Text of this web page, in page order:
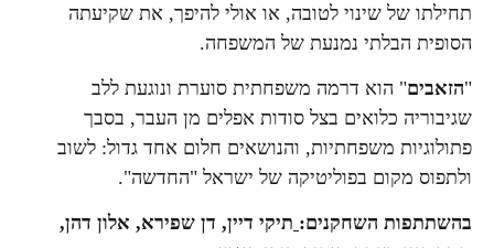
תחילתו של שינוי לטובה, או אולי להיפך, את שקיעתה
הסופית הבלתי נמנעת של המשפחה.
הזאבים" הוא דרמה משפחתית סוערת ונוגעת ללב
שגיבוריה כלואים בצל סודות אפלים מן העבר, בסבך
פתולוגיות משפחתיות, והנושאים חלום אחד גדול: לשוב
ולתפוס מקום בפוליטיקה של ישראל "החדשה".
בהשתתפות השחקנים: תיקי דיין, דן שפירא, אלון דהן,